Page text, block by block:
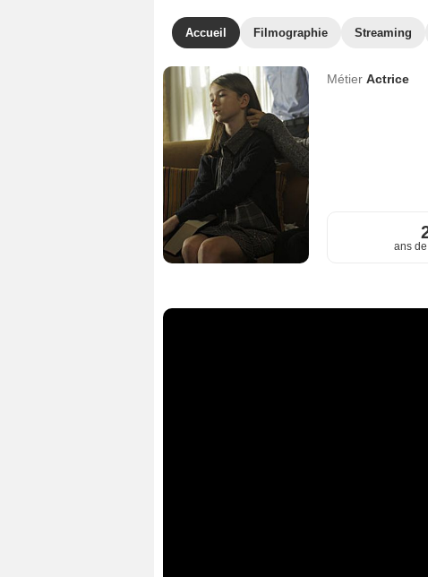
Accueil Filmographie Streaming
Métier Actrice
ans